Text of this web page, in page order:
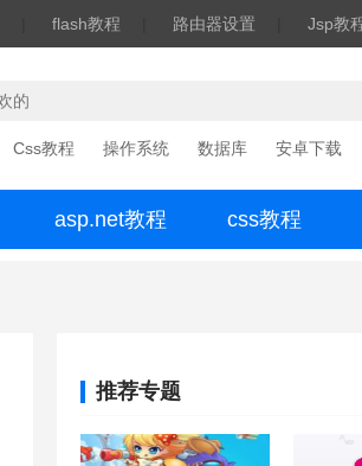
flash教程 路由器设置 Jsp教
Css教程 操作系统 数据库 安卓下载
asp.net教程 css教程
推荐专题